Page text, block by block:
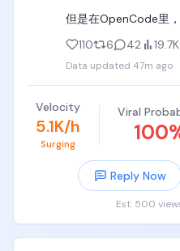
但是在OpenCode里
主要差异有两个，一
任务的记忆连贯性。
这两个都非常微妙。
dsv4f，明显对代码的
比在OpenCode里更
山的情况。
有很多局部最优解会
110 6 42 19.7K
Data updated 47m ago
Velocity
5.1K/h
Surging
Viral
100
Reply Now
Est. 500